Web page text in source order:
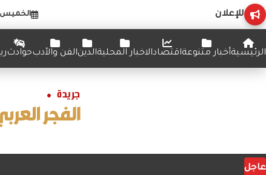
للإعلان الخميس 6 أغسطس 2026
الرئيسيةأخبار متنوعةاقتصادالاخبار المحليةالدينالفن والأدبحوادث
عاجل